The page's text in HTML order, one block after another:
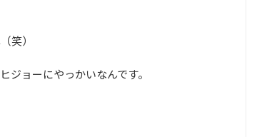
笑）
ジョーにやっかいなんです。